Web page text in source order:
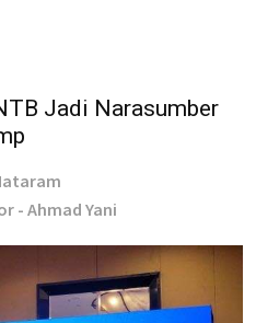
Jadi Narasumber
- Ahmad Yani